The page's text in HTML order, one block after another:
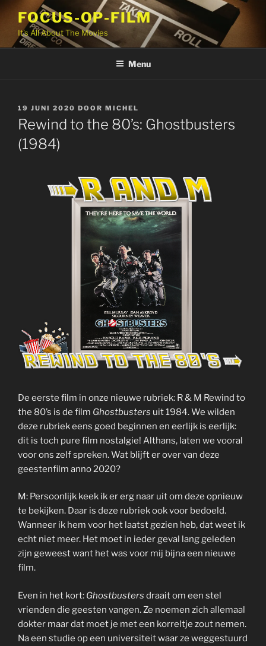
inhoud
FOCUS-OP-FILM
It's All About The Movies
Menu
GEPLAATST
OP
19 JUNI 2020 DOOR MICHEL
Rewind to the 80’s: Ghostbusters
(1984)
De eerste film in onze nieuwe rubriek: R & M Rewind to
the 80’s is de film Ghostbusters uit 1984. We wilden
deze rubriek eens goed beginnen en eerlijk is eerlijk:
dit is toch pure film nostalgie! Althans, laten we vooral
voor ons zelf spreken. Wat blijft er over van deze
geestenfilm anno 2020?
M: Persoonlijk keek ik er erg naar uit om deze opnieuw
te bekijken. Daar is deze rubriek ook voor bedoeld.
Wanneer ik hem voor het laatst gezien heb, dat weet ik
echt niet meer. Het moet in ieder geval lang geleden
zijn geweest want het was voor mij bijna een nieuwe
film.
Even in het kort: Ghostbusters draait om een stel
vrienden die geesten vangen. Ze noemen zich allemaal
dokter maar dat moet je met een korreltje zout nemen.
Na een studie op een universiteit waar ze weggestuurd